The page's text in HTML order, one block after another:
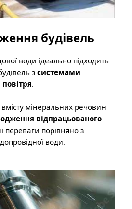
будівель
води ідеально підходить
з системами
.
мінеральних речовин
відпрацьованого
переваги порівняно з
води.